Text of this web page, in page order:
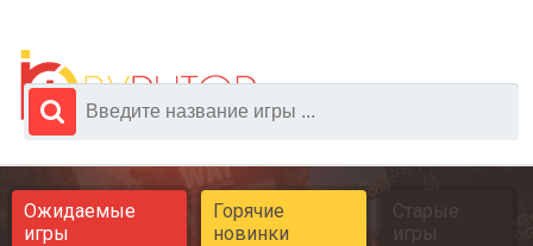
Ожидаемые
игры
Горячие
новинки
Старые
игры